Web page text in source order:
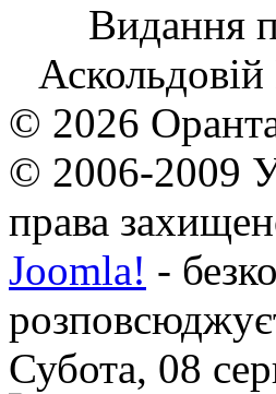
Видання
© 2026
© 2006-2009
права
Joomla! -
Субота, 08